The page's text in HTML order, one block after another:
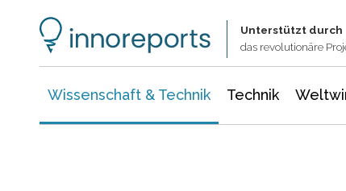
Unterstützt durch
das revolutionäre
Wissenschaft & Technik Technik